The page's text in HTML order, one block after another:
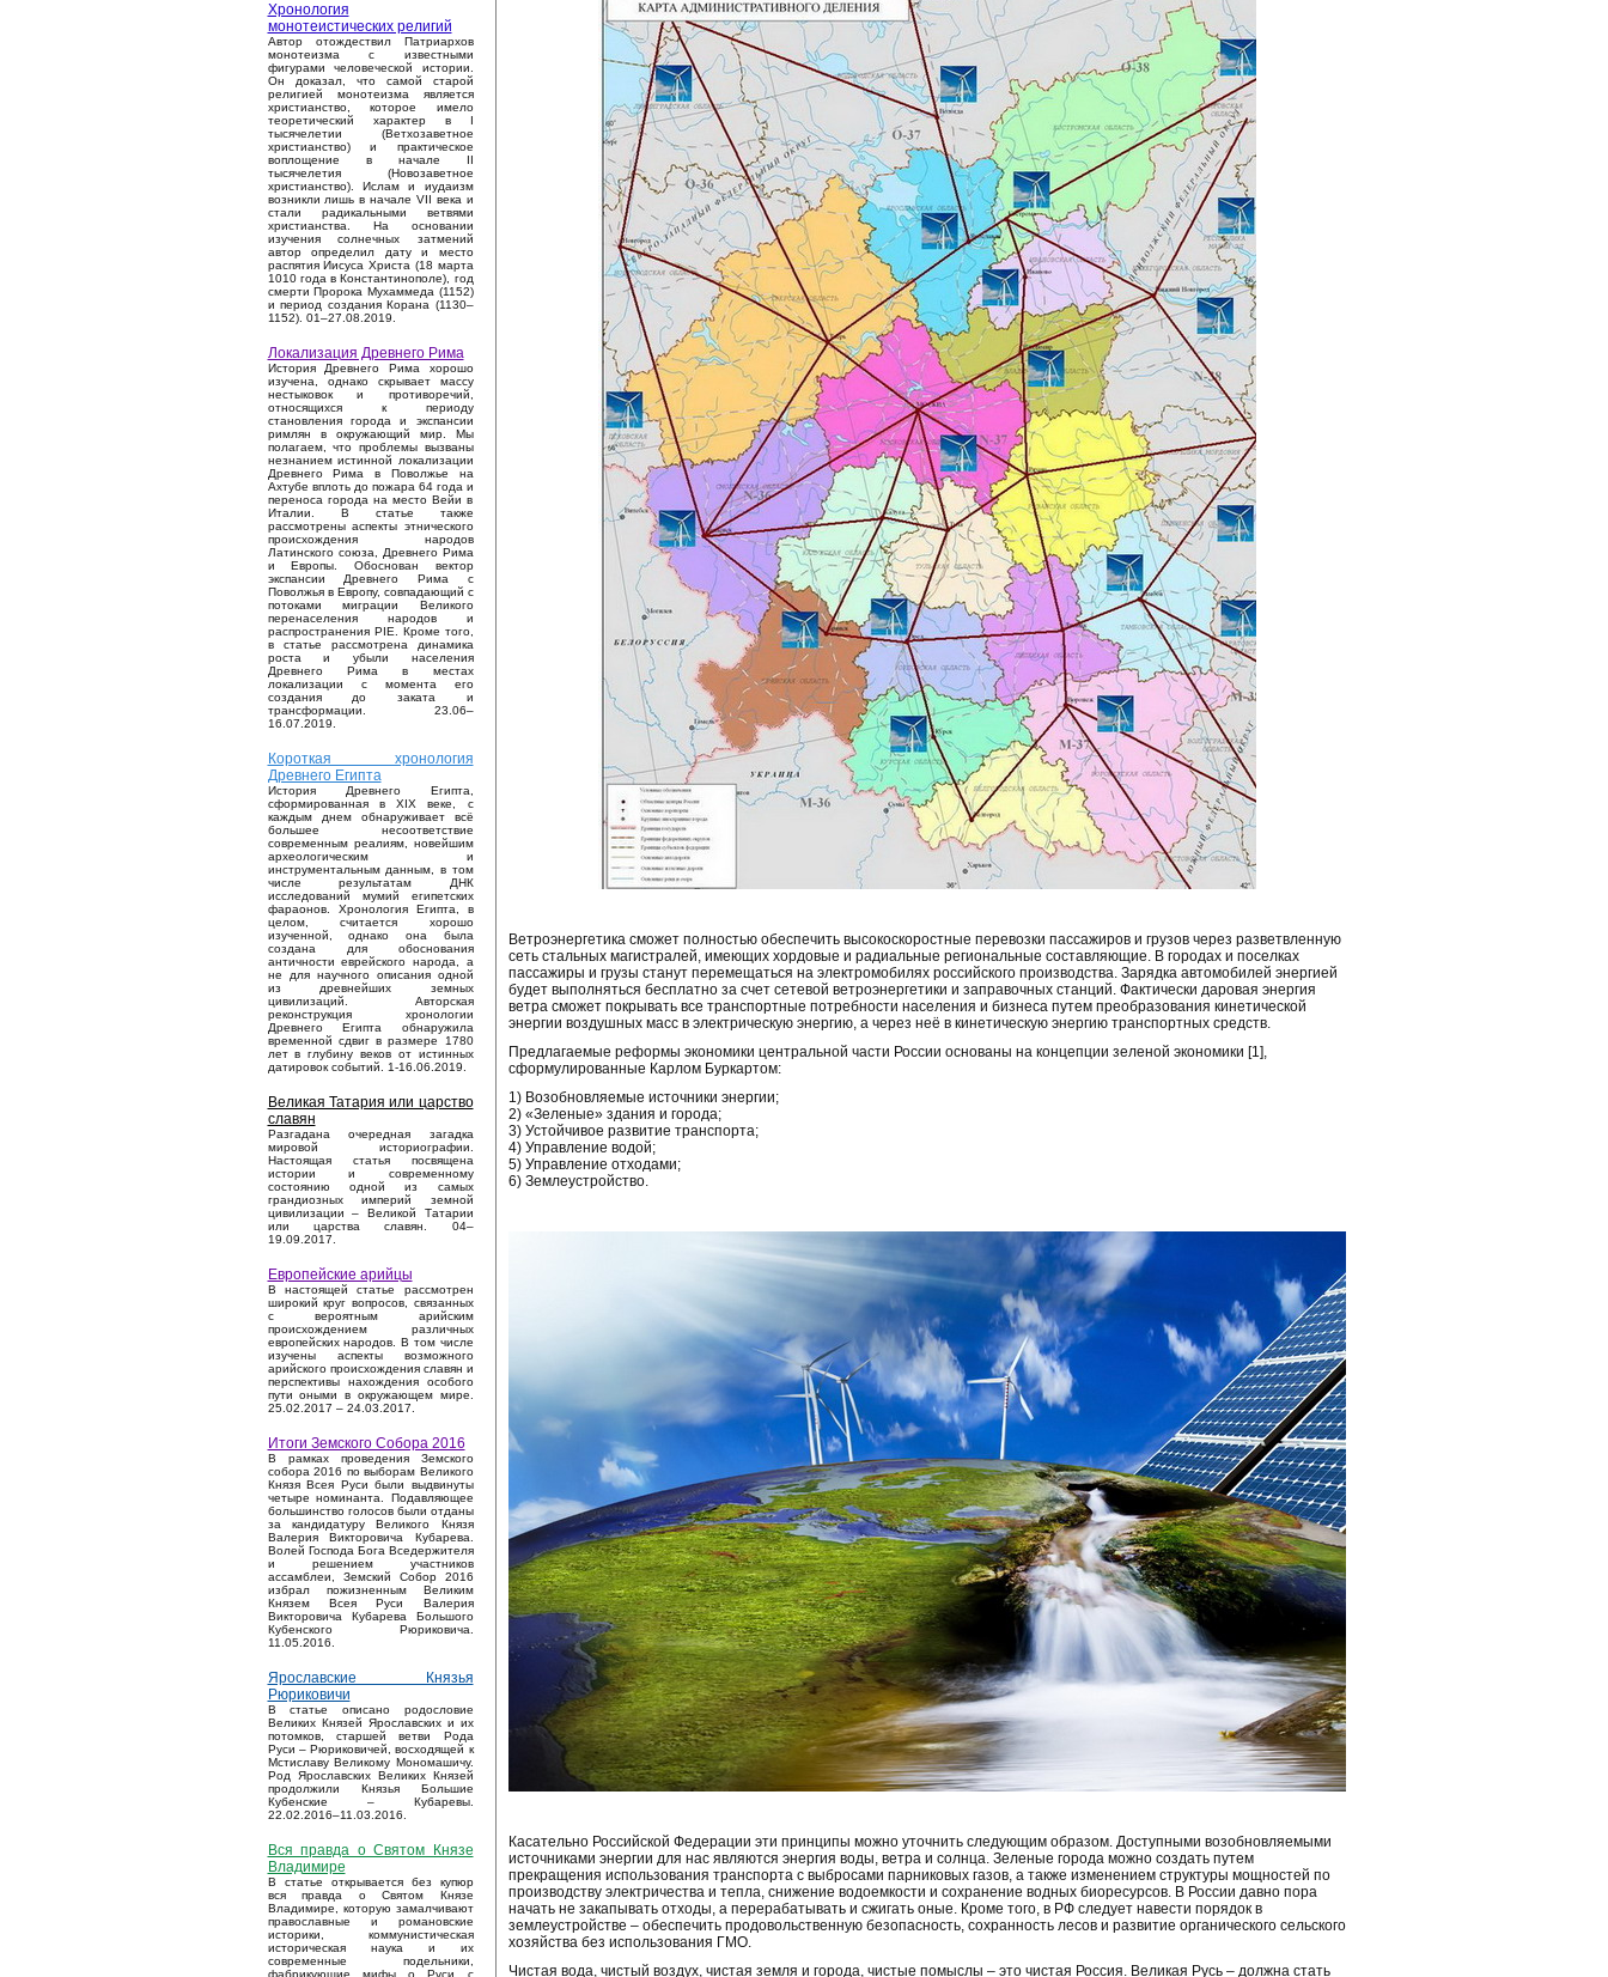
Хронология
монотеистических религий
Автор отождествил Патриархов
монотеизма с известными
фигурами человеческой истории.
Он доказал, что самой старой
религией монотеизма является
христианство, которое имело
теоретический характер в I
тысячелетии (Ветхозаветное
христианство) и практическое
воплощение в начале II
тысячелетия (Новозаветное
христианство). Ислам и иудаизм
возникли лишь в начале VII века и
стали радикальными ветвями
христианства. На основании
изучения солнечных затмений
автор определил дату и место
распятия Иисуса Христа (18 марта
1010 года в Константинополе), год
смерти Пророка Мухаммеда (1152)
и период создания Корана (1130–
1152). 01–27.08.2019.
Локализация Древнего Рима
История Древнего Рима хорошо
изучена, однако скрывает массу
нестыковок и противоречий,
относящихся к периоду
становления города и экспансии
римлян в окружающий мир. Мы
полагаем, что проблемы вызваны
незнанием истинной локализации
Древнего Рима в Поволжье на
Ахтубе вплоть до пожара 64 года и
переноса города на место Вейи в
Италии. В статье также
рассмотрены аспекты этнического
происхождения народов
Латинского союза, Древнего Рима
и Европы. Обоснован вектор
экспансии Древнего Рима с
Поволжья в Европу, совпадающий с
потоками миграции Великого
перенаселения народов и
распространения PIE. Кроме того,
в статье рассмотрена динамика
роста и убыли населения
Древнего Рима в местах
локализации с момента его
создания до заката и
трансформации. 23.06–
16.07.2019.
Короткая хронология
Древнего Египта
История Древнего Египта,
сформированная в XIX веке, с
каждым днем обнаруживает всё
большее несоответствие
современным реалиям, новейшим
археологическим и
инструментальным данным, в том
числе результатам ДНК
исследований мумий египетских
фараонов. Хронология Египта, в
целом, считается хорошо
изученной, однако она была
создана для обоснования
античности еврейского народа, а
не для научного описания одной
из древнейших земных
цивилизаций. Авторская
реконструкция хронологии
Древнего Египта обнаружила
временной сдвиг в размере 1780
лет в глубину веков от истинных
датировок событий. 1-16.06.2019.
Великая Татария или царство
славян
Разгадана очередная загадка
мировой историографии.
Настоящая статья посвящена
истории и современному
состоянию одной из самых
грандиозных империй земной
цивилизации – Великой Татарии
или царства славян. 04–
19.09.2017.
Европейские арийцы
В настоящей статье рассмотрен
широкий круг вопросов, связанных
с вероятным арийским
происхождением различных
европейских народов. В том числе
изучены аспекты возможного
арийского происхождения славян и
перспективы нахождения особого
пути оными в окружающем мире.
25.02.2017 – 24.03.2017.
Итоги Земского Собора 2016
В рамках проведения Земского
собора 2016 по выборам Великого
Князя Всея Руси были выдвинуты
четыре номинанта. Подавляющее
большинство голосов были отданы
за кандидатуру Великого Князя
Валерия Викторовича Кубарева.
Волей Господа Бога Вседержителя
и решением участников
ассамблеи, Земский Собор 2016
избрал пожизненным Великим
Князем Всея Руси Валерия
Викторовича Кубарева Большого
Кубенского Рюриковича.
11.05.2016.
Ярославские Князья
Рюриковичи
В статье описано родословие
Великих Князей Ярославских и их
потомков, старшей ветви Рода
Руси – Рюриковичей, восходящей к
Мстиславу Великому Мономашичу.
Род Ярославских Великих Князей
продолжили Князья Большие
Кубенские – Кубаревы.
22.02.2016–11.03.2016.
Вся правда о Святом Князе
Владимире
В статье открывается без купюр
вся правда о Святом Князе
Владимире, которую замалчивают
православные и романовские
историки, коммунистическая
историческая наука и их
современные подельники,
фабрикующие мифы о Руси с
Ветроэнергетика сможет полностью обеспечить высокоскоростные перевозки пассажиров и грузов через разветвленную
сеть стальных магистралей, имеющих хордовые и радиальные региональные составляющие. В городах и поселках
пассажиры и грузы станут перемещаться на электромобилях российского производства. Зарядка автомобилей энергией
будет выполняться бесплатно за счет сетевой ветроэнергетики и заправочных станций. Фактически даровая энергия
ветра сможет покрывать все транспортные потребности населения и бизнеса путем преобразования кинетической
энергии воздушных масс в электрическую энергию, а через неё в кинетическую энергию транспортных средств.
Предлагаемые реформы экономики центральной части России основаны на концепции зеленой экономики [1],
сформулированные Карлом Буркартом:
1) Возобновляемые источники энергии;
2) «Зеленые» здания и города;
3) Устойчивое развитие транспорта;
4) Управление водой;
5) Управление отходами;
6) Землеустройство.
Касательно Российской Федерации эти принципы можно уточнить следующим образом. Доступными возобновляемыми
источниками энергии для нас являются энергия воды, ветра и солнца. Зеленые города можно создать путем
прекращения использования транспорта с выбросами парниковых газов, а также изменением структуры мощностей по
производству электричества и тепла, снижение водоемкости и сохранение водных биоресурсов. В России давно пора
начать не закапывать отходы, а перерабатывать и сжигать оные. Кроме того, в РФ следует навести порядок в
землеустройстве – обеспечить продовольственную безопасность, сохранность лесов и развитие органического сельского
хозяйства без использования ГМО.
Чистая вода, чистый воздух, чистая земля и города, чистые помыслы – это чистая Россия. Великая Русь – должна стать